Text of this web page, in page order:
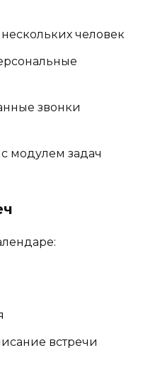
человек
звонки
модулем задач
встречи